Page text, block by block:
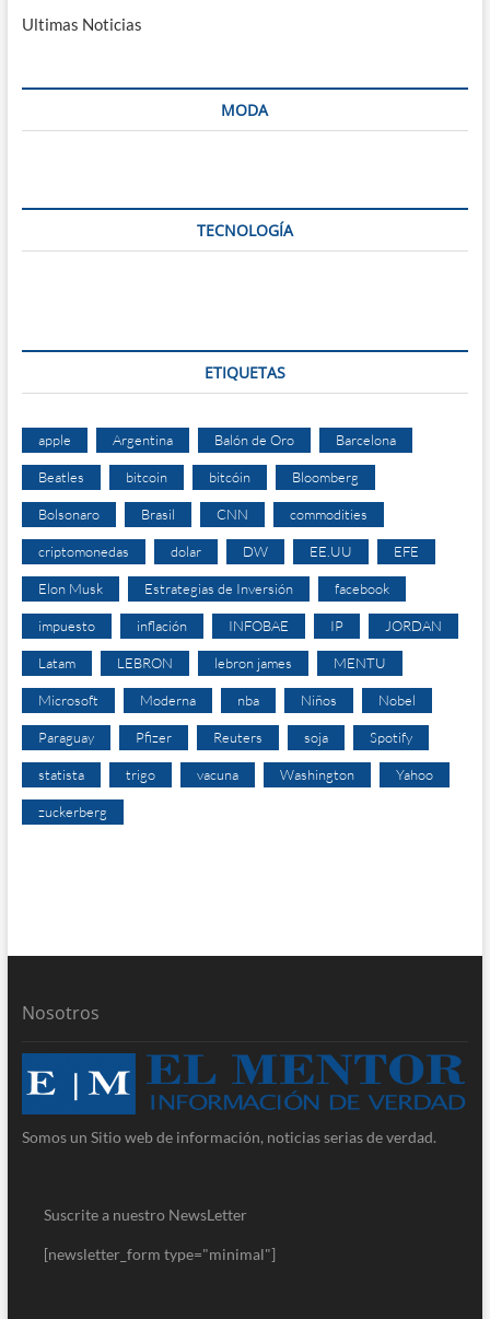
Ultimas Noticias
MODA
TECNOLOGÍA
ETIQUETAS
apple Argentina Balón de Oro Barcelona
Beatles bitcoin bitcóin Bloomberg
Bolsonaro Brasil CNN commodities
criptomonedas dolar DW EE.UU EFE
Elon Musk Estrategias de Inversión facebook
impuesto inflación INFOBAE IP JORDAN
Latam LEBRON lebron james MENTU
Microsoft Moderna nba Niños Nobel
Paraguay Pfizer Reuters soja Spotify
statista trigo vacuna Washington Yahoo
zuckerberg
Nosotros
Somos un Sitio web de información, noticias serias de verdad.
Suscrite a nuestro NewsLetter
[newsletter_form type="minimal"]